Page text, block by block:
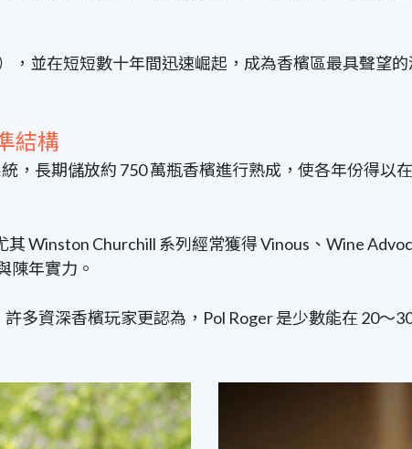
，並在短短數十年間迅速崛起，成為香檳區最具聲望
結構
，長期儲放約 750 萬瓶香檳進行熟成，使各年份得以
Winston Churchill 系列經常獲得 Vinous、Wine
陳年實力。
多資深香檳玩家更認為，Pol Roger 是少數能在 20～